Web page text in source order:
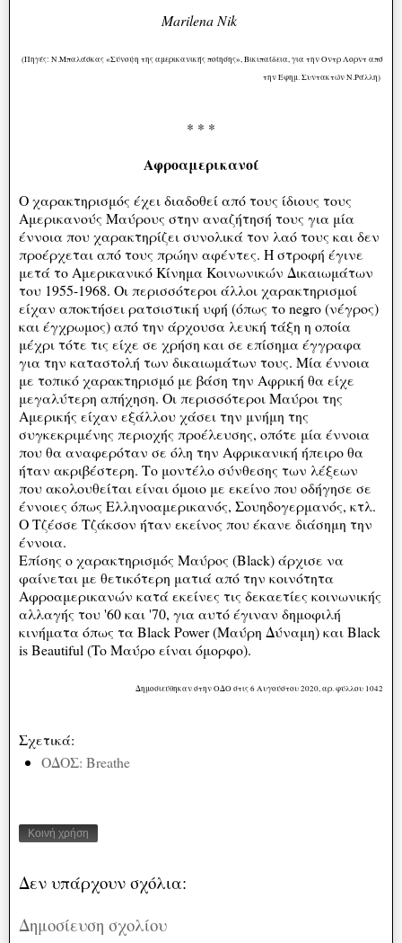
Marilena Nik
(Πηγές: Ν.Μπαλάσκας «Σύνοψη της αμερικανικής ποίησης», Βικιπαίδεια, για την Οντρ Λορντ από
την Εφημ. Συντακτών Ν.Ράλλη)
* * *
Αφροαμερικανοί
Ο χαρακτηρισμός έχει διαδοθεί από τους ίδιους τους
Αμερικανούς Μαύρους στην αναζήτησή τους για μία
έννοια που χαρακτηρίζει συνολικά τον λαό τους και δεν
προέρχεται από τους πρώην αφέντες. Η στροφή έγινε
μετά το Αμερικανικό Κίνημα Κοινωνικών Δικαιωμάτων
του 1955-1968. Οι περισσότεροι άλλοι χαρακτηρισμοί
είχαν αποκτήσει ρατσιστική υφή (όπως το negro (νέγρος)
και έγχρωμος) από την άρχουσα λευκή τάξη η οποία
μέχρι τότε τις είχε σε χρήση και σε επίσημα έγγραφα
για την καταστολή των δικαιωμάτων τους. Μία έννοια
με τοπικό χαρακτηρισμό με βάση την Αφρική θα είχε
μεγαλύτερη απήχηση. Οι περισσότεροι Μαύροι της
Αμερικής είχαν εξάλλου χάσει την μνήμη της
συγκεκριμένης περιοχής προέλευσης, οπότε μία έννοια
που θα αναφερόταν σε όλη την Αφρικανική ήπειρο θα
ήταν ακριβέστερη. Το μοντέλο σύνθεσης των λέξεων
που ακολουθείται είναι όμοιο με εκείνο που οδήγησε σε
έννοιες όπως Ελληνοαμερικανός, Σουηδογερμανός, κτλ.
Ο Τζέσσε Τζάκσον ήταν εκείνος που έκανε διάσημη την
έννοια.
Επίσης ο χαρακτηρισμός Μαύρος (Black) άρχισε να
φαίνεται με θετικότερη ματιά από την κοινότητα
Αφροαμερικανών κατά εκείνες τις δεκαετίες κοινωνικής
αλλαγής του '60 και '70, για αυτό έγιναν δημοφιλή
κινήματα όπως τα Black Power (Μαύρη Δύναμη) και Black
is Beautiful (To Μαύρο είναι όμορφο).
Δημοσιεύθηκαν στην ΟΔΟ στις 6 Αυγούστου 2020, αρ. φύλλου 1042
Σχετικά:
ΟΔΟΣ: Breathe
Κοινή χρήση
Δεν υπάρχουν σχόλια:
Δημοσίευση σχολίου